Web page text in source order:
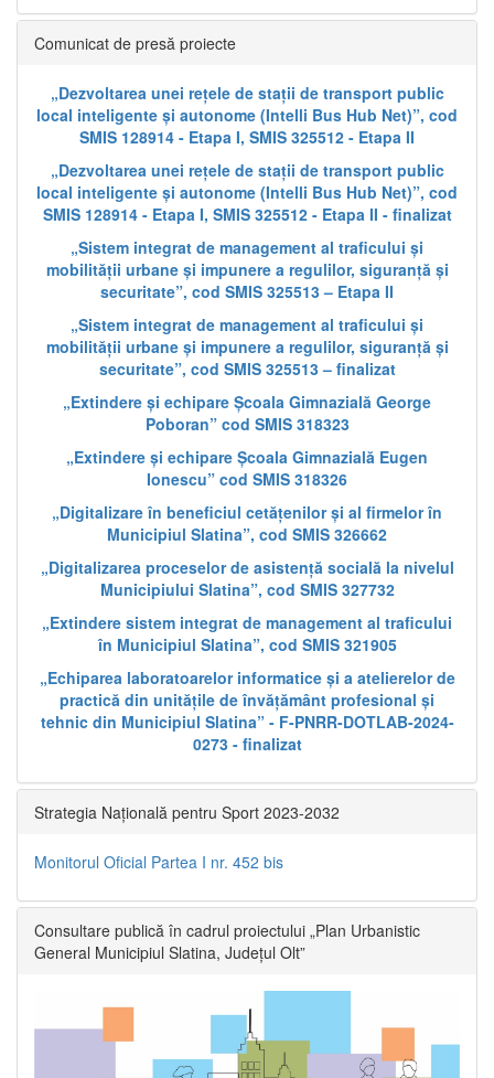
Comunicat de presă proiecte
„Dezvoltarea unei rețele de stații de transport public
local inteligente și autonome (Intelli Bus Hub Net)”, cod
SMIS 128914 - Etapa I, SMIS 325512 - Etapa II
„Dezvoltarea unei rețele de stații de transport public
local inteligente și autonome (Intelli Bus Hub Net)”, cod
SMIS 128914 - Etapa I, SMIS 325512 - Etapa II - finalizat
„Sistem integrat de management al traficului și
mobilității urbane și impunere a regulilor, siguranță și
securitate”, cod SMIS 325513 – Etapa II
„Sistem integrat de management al traficului și
mobilității urbane și impunere a regulilor, siguranță și
securitate”, cod SMIS 325513 – finalizat
„Extindere și echipare Școala Gimnazială George
Poboran” cod SMIS 318323
„Extindere și echipare Școala Gimnazială Eugen
Ionescu” cod SMIS 318326
„Digitalizare în beneficiul cetățenilor și al firmelor în
Municipiul Slatina”, cod SMIS 326662
„Digitalizarea proceselor de asistență socială la nivelul
Municipiului Slatina”, cod SMIS 327732
„Extindere sistem integrat de management al traficului
în Municipiul Slatina”, cod SMIS 321905
„Echiparea laboratoarelor informatice și a atelierelor de
practică din unitățile de învățământ profesional și
tehnic din Municipiul Slatina” - F-PNRR-DOTLAB-2024-
0273 - finalizat
Strategia Națională pentru Sport 2023-2032
Monitorul Oficial Partea I nr. 452 bis
Consultare publică în cadrul proiectului „Plan Urbanistic
General Municipiul Slatina, Județul Olt”